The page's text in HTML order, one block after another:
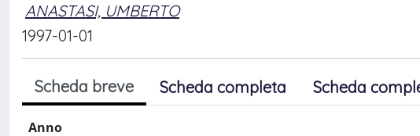
ANASTASI, UMBERTO
1997-01-01
Scheda breve Scheda completa Scheda
Anno